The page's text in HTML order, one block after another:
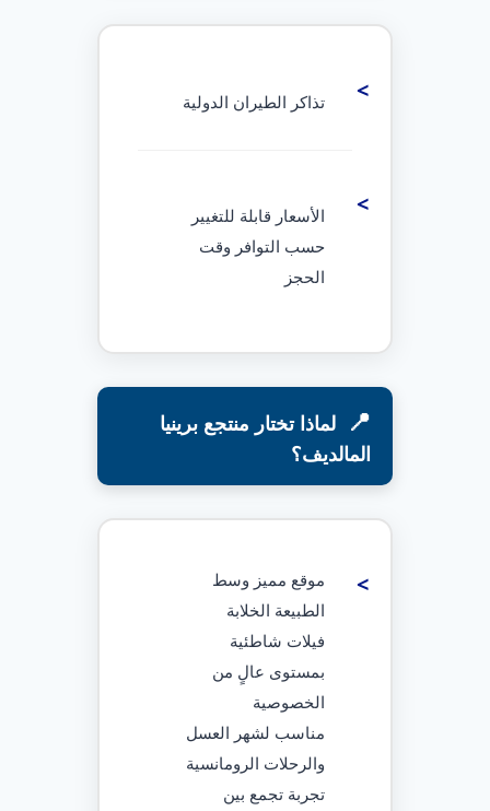
تذاكر الطيران الدولية
الأسعار قابلة للتغيير
حسب التوافر وقت
الحجز
لماذا تختار منتجع برينيا
المالديف؟
موقع مميز وسط
الطبيعة الخلابة
فيلات شاطئية
بمستوى عالٍ من
الخصوصية
مناسب لشهر العسل
والرحلات الرومانسية
تجربة تجمع بين